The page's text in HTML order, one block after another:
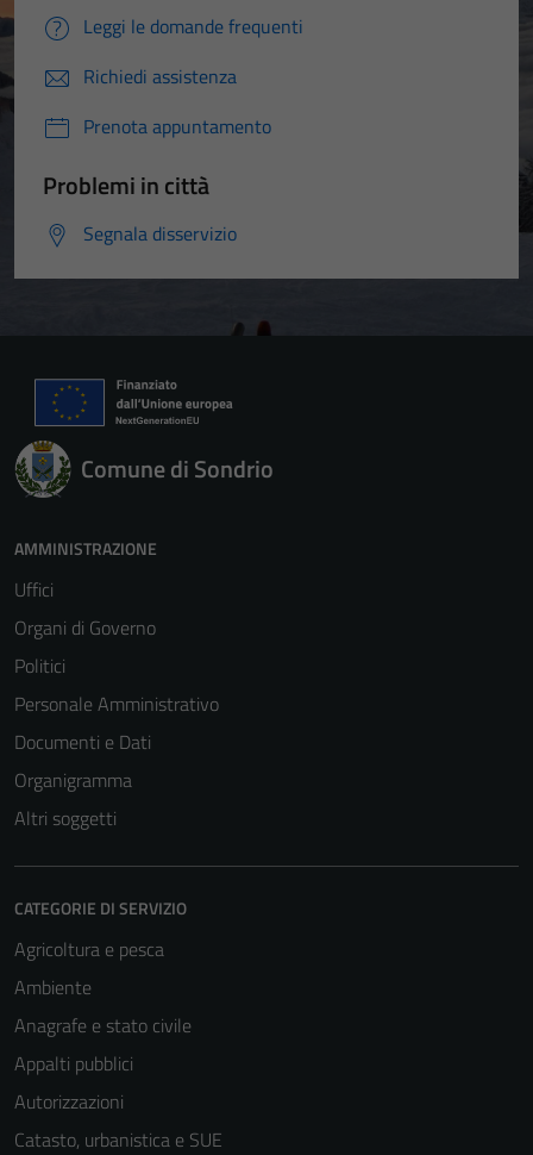
Leggi le domande frequenti
Richiedi assistenza
Prenota appuntamento
Problemi in città
Segnala disservizio
Comune di Sondrio
AMMINISTRAZIONE
Uffici
Organi di Governo
Politici
Personale Amministrativo
Documenti e Dati
Organigramma
Altri soggetti
CATEGORIE DI SERVIZIO
Agricoltura e pesca
Ambiente
Anagrafe e stato civile
Appalti pubblici
Autorizzazioni
Catasto, urbanistica e SUE